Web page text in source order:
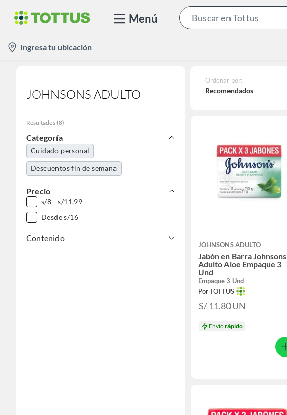
Menú
location-
icon
Ingresa tu ubicación
JOHNSONS ADULTO
Resultados (8)
Categoría
Cuidado personal
Descuentos fin de semana
Precio
s/8 - s/11.99
Desde s/16
Contenido
Ordenar por:
Recomendados
JOHNSONS ADULTO
Jabón en Barra Johnsons
Adulto Aloe Empaque 3
Und
Empaque 3 Und
Por TOTTUS
S/ 11.80UN
Envíorápido